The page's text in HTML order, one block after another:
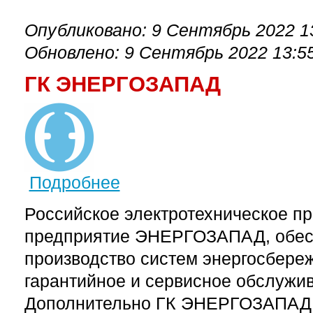
Опубликовано: 9 Сентябрь 2022
Обновлено: 9 Сентябрь 2022
ГК ЭНЕРГОЗАПАД
Подробнее
Российское электротехническое
предприятие ЭНЕРГОЗАПАД,
производство систем
гарантийное и сервисное
Дополнительно ГК ЭНЕРГОЗАПАД